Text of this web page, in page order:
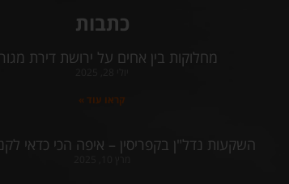
כתבות
מחלוקות בין אחים על ירושת דירת
קראו עוד »
השקעות נדל"ן בקפריסין – איפה הכי כדאי